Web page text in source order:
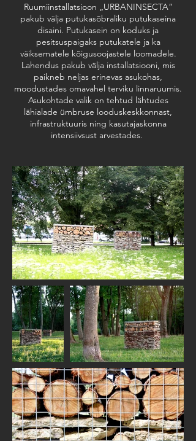
Ruumiinstallatsioon „URBANINSECTA“
pakub välja putukasõbraliku putukaseina
disaini. Putukasein on koduks ja
pesitsuspaigaks putukatele ja ka
väiksematele kõigusoojastele loomadele.
Lahendus pakub välja installatsiooni, mis
paikneb neljas erinevas asukohas,
moodustades omavahel terviku linnaruumis.
Asukohtade valik on tehtud lähtudes
lähialade ümbruse looduskeskkonnast,
infrastruktuuris ning kasutajaskonna
intensiivsust arvestades.